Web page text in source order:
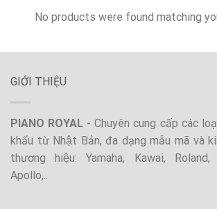
No products were found matching
GIỚI THIỆU
PIANO ROYAL -Chuyên cung cấp các
khẩu từ Nhật Bản, đa dạng mẫu mã và
thương hiệu: Yamaha, Kawai, Roland,
Apollo,..